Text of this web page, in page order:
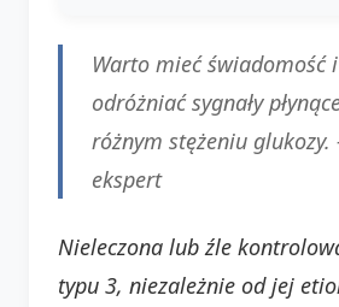
Warto mieć świadomość
odróżniać sygnały
różnym stężeniu
ekspert
Nieleczona lub źle
typu 3, niezależnie od jej